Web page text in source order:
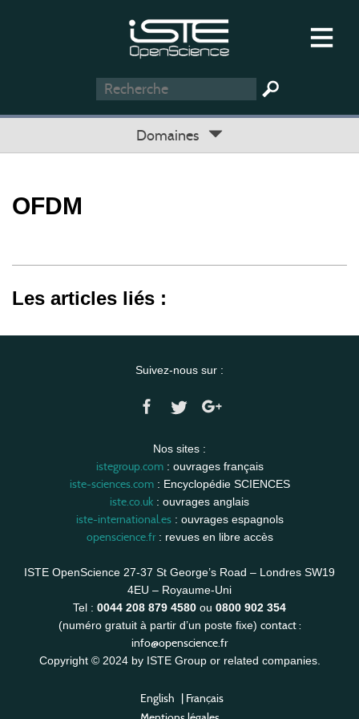
Domaines
OFDM
Les articles liés :
Suivez-nous sur :
Nos sites :
istegroup.com: ouvrages français
iste-sciences.com: Encyclopédie SCIENCES
iste.co.uk : ouvrages anglais
iste-international.es: ouvrages espagnols
openscience.fr: revues en libre accès
ISTE OpenScience 27-37 St George’s Road – Londres SW19
4EU – Royaume-Uni
Tel : 0044 208 879 4580 ou 0800 902 354
(numéro gratuit à partir d’un poste fixe) contact :
info@openscience.fr
Copyright © 2024 by ISTE Group or related companies.
English | Français